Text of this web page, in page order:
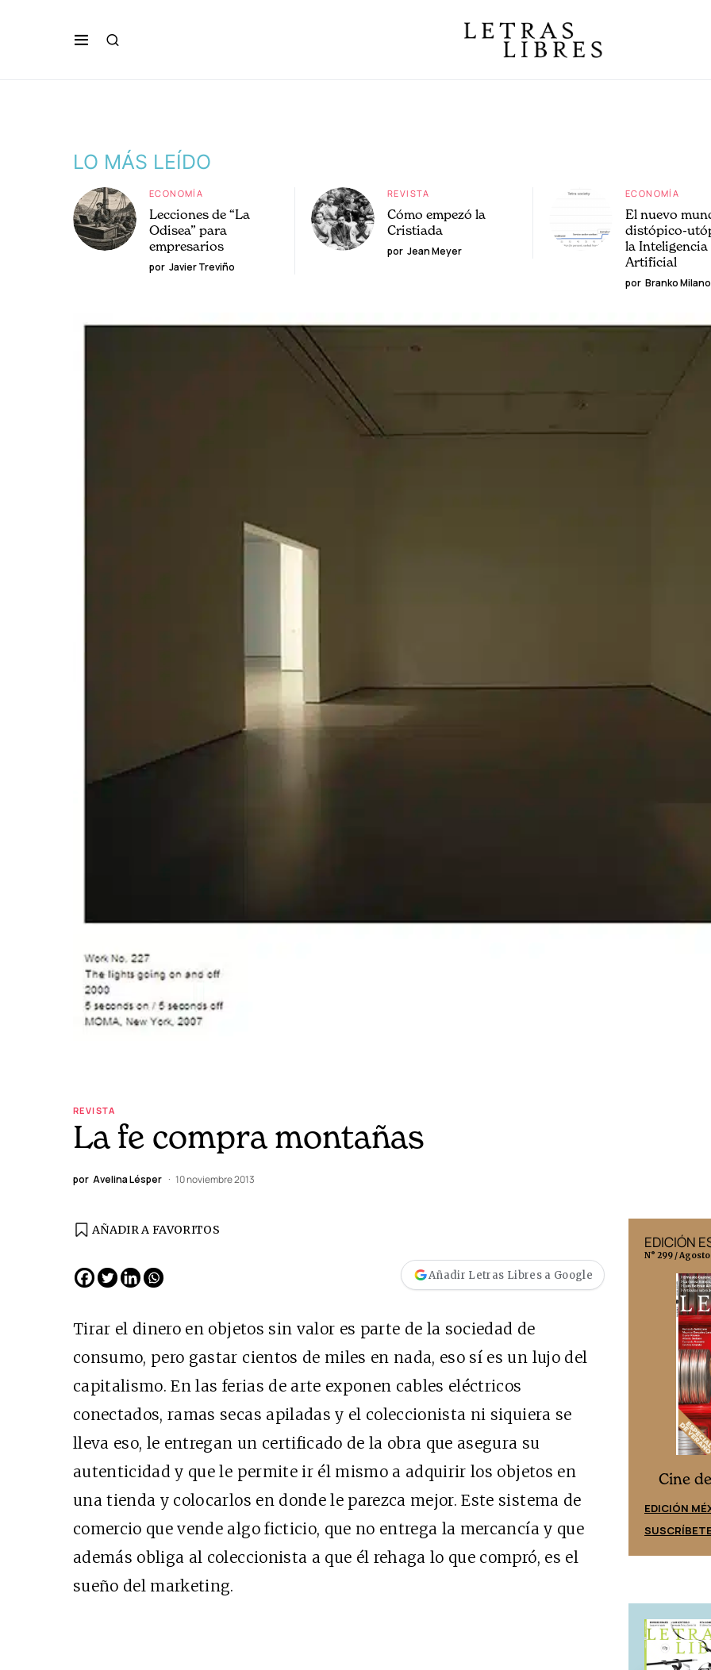
LO MÁS LEÍDO
ECONOMÍA
Lecciones de “La
Odisea” para
empresarios
por Javier Treviño
REVISTA
Cómo empezó la
Cristiada
por Jean Meyer
ECONOMÍA
El nuevo
distópico-
la Inteligencia
Artificial
por Branko
REVISTA
La fe compra montañas
por Avelina Lésper 10 noviembre 2013
AÑADIR A FAVORITOS
Añadir Letras Libres a Google
Tirar el dinero en objetos sin valor es parte de la sociedad de
consumo, pero gastar cientos de miles en nada, eso sí es un lujo del
capitalismo. En las ferias de arte exponen cables eléctricos
conectados, ramas secas apiladas y el coleccionista ni siquiera se
lleva eso, le entregan un certificado de la obra que asegura su
autenticidad y que le permite ir él mismo a adquirir los objetos en
una tienda y colocarlos en donde le parezca mejor. Este sistema de
comercio que vende algo ficticio, que no entrega la mercancía y que
además obliga al coleccionista a que él rehaga lo que compró, es el
sueño del marketing.
Cine desde los márgenes
EDICIÓN MÉXICO
SUSCRÍBETE
Cine desde los márgenes
EDICIÓN ESPAÑA
SUSCRÍBETE
EDICIÓN
N° 299 /
Cine
EDICIÓN